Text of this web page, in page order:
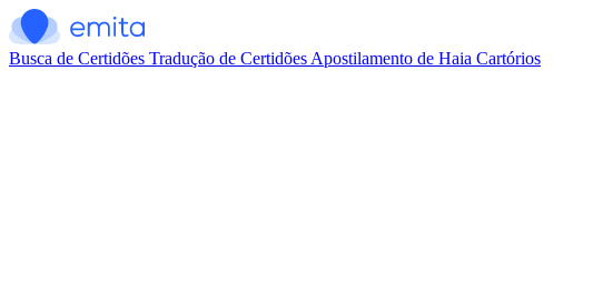
Busca de Certidões Tradução de Certidões Apostilamento de Haia Cartórios